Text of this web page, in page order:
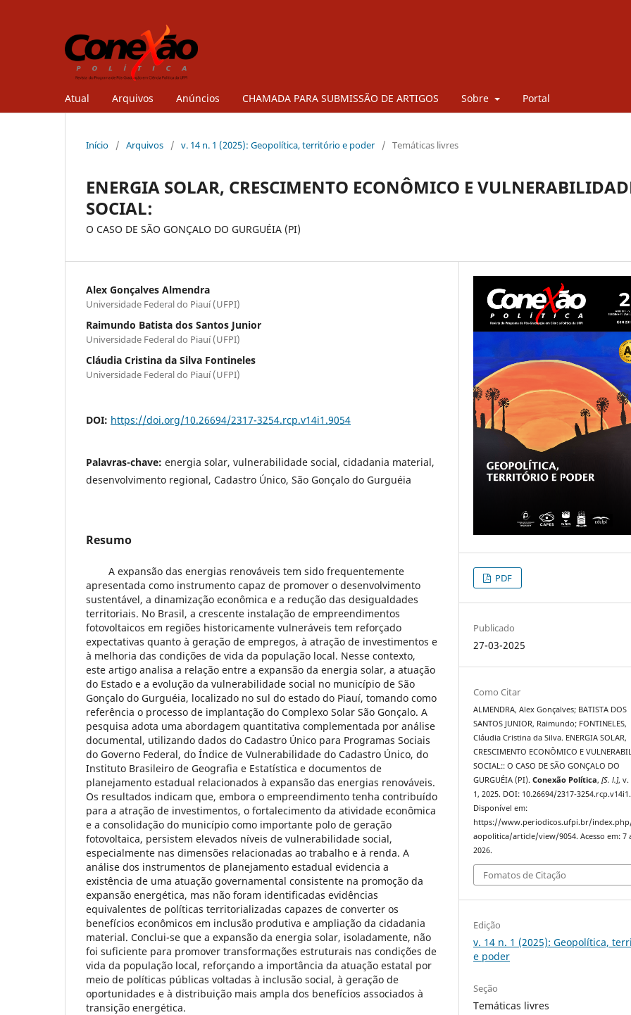
Atual Arquivos Anúncios CHAMADA PARA SUBMISSÃO DE ARTIGOS Sobre Portal
Início / Arquivos / v. 14 n. 1 (2025): Geopolítica, território e poder / Temáticas livres
ENERGIA SOLAR, CRESCIMENTO ECONÔMICO E
SOCIAL:
O CASO DE SÃO GONÇALO DO GURGUÉIA (PI)
Alex Gonçalves Almendra
Universidade Federal do Piauí (UFPI)
Raimundo Batista dos Santos Junior
Universidade Federal do Piauí (UFPI)
Cláudia Cristina da Silva Fontineles
Universidade Federal do Piauí (UFPI)
DOI: https://doi.org/10.26694/2317-3254.rcp.v14i1.9054
Palavras-chave: energia solar, vulnerabilidade social, cidadania material,
desenvolvimento regional, Cadastro Único, São Gonçalo do Gurguéia
Resumo
A expansão das energias renováveis tem sido frequentemente
apresentada como instrumento capaz de promover o desenvolvimento
sustentável, a dinamização econômica e a redução das desigualdades
territoriais. No Brasil, a crescente instalação de empreendimentos
fotovoltaicos em regiões historicamente vulneráveis tem reforçado
expectativas quanto à geração de empregos, à atração de investimentos e
à melhoria das condições de vida da população local. Nesse contexto,
este artigo analisa a relação entre a expansão da energia solar, a atuação
do Estado e a evolução da vulnerabilidade social no município de São
Gonçalo do Gurguéia, localizado no sul do estado do Piauí, tomando como
referência o processo de implantação do Complexo Solar São Gonçalo. A
pesquisa adota uma abordagem quantitativa complementada por análise
documental, utilizando dados do Cadastro Único para Programas Sociais
do Governo Federal, do Índice de Vulnerabilidade do Cadastro Único, do
Instituto Brasileiro de Geografia e Estatística e documentos de
planejamento estadual relacionados à expansão das energias renováveis.
Os resultados indicam que, embora o empreendimento tenha contribuído
para a atração de investimentos, o fortalecimento da atividade econômica
e a consolidação do município como importante polo de geração
fotovoltaica, persistem elevados níveis de vulnerabilidade social,
especialmente nas dimensões relacionadas ao trabalho e à renda. A
análise dos instrumentos de planejamento estadual evidencia a
existência de uma atuação governamental consistente na promoção da
expansão energética, mas não foram identificadas evidências
equivalentes de políticas territorializadas capazes de converter os
benefícios econômicos em inclusão produtiva e ampliação da cidadania
material. Conclui-se que a expansão da energia solar, isoladamente, não
foi suficiente para promover transformações estruturais nas condições de
vida da população local, reforçando a importância da atuação estatal por
meio de políticas públicas voltadas à inclusão social, à geração de
oportunidades e à distribuição mais ampla dos benefícios associados à
transição energética.
PDF
Publicado
27-03-2025
Como Citar
ALMENDRA, Alex Gonçalves; BATISTA DOS
SANTOS JUNIOR, Raimundo; FONTINELES,
Cláudia Cristina da Silva. ENERGIA SOLAR,
CRESCIMENTO ECONÔMICO E
SOCIAL:: O CASO DE SÃO GONÇALO DO
GURGUÉIA (PI).Conexão Política,[S. l.], v.
1, 2025. DOI: 10.26694/2317-
Disponível em:
https://www.periodicos.ufpi.br/
aopolitica/article/view/9054. Acesso em: 7
2026.
Fomatos de Citação
Edição
v. 14 n. 1 (2025): Geopolítica,
e poder
Seção
Temáticas livres